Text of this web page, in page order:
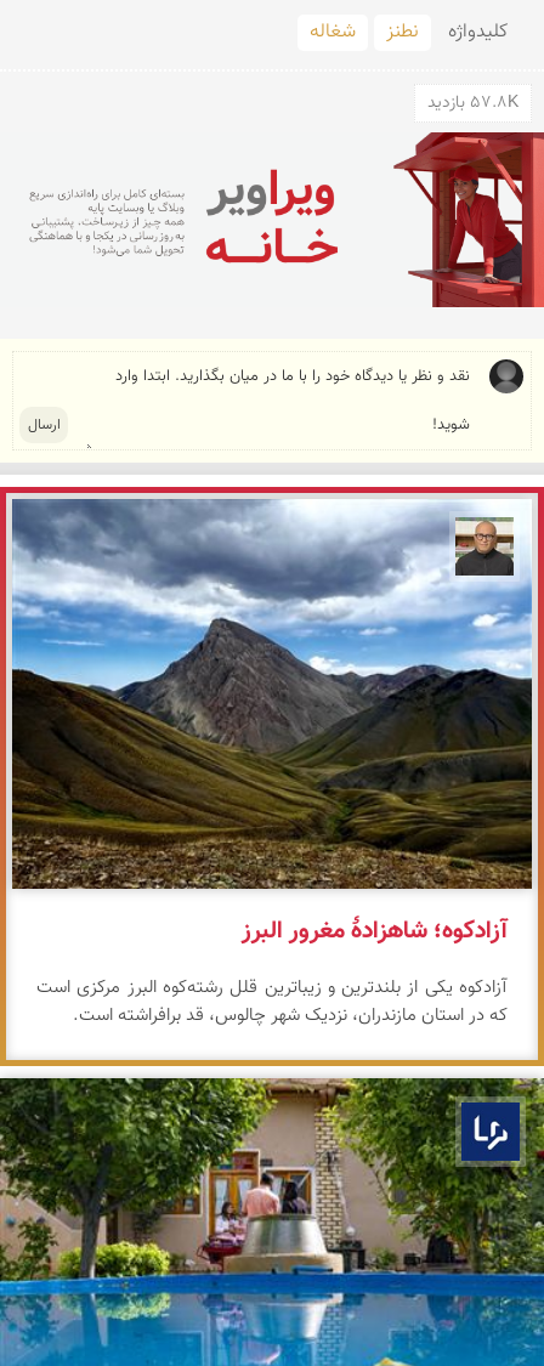
کلید‌واژه نطنز شغاله
57.8K بازدید
مازیار ذاکری
آزادکوه؛ شاهزادهٔ مغرور البرز
آزادکوه یکی از بلندترین و زیباترین قلل رشته‌کوه البرز مرکزی است
که در استان مازندران، نزدیک شهر چالوس، قد برافراشته است.
بوم ما